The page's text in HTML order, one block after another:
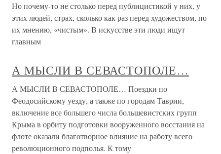
Но почему-то не столько перед публицистикой у них, у
этих людей, страх, сколько как раз перед художеством, по
их мнению, «чистым». В искусстве эти люди ищут
главным
А МЫСЛИ В СЕВАСТОПОЛЕ…
А МЫСЛИ В СЕВАСТОПОЛЕ… Поездки по
Феодосийскому уезду, а также по городам Таврии,
включение все большего числа большевистских групп
Крыма в орбиту подготовки вооруженного восстания на
флоте оказали благотворное влияние на работу всего
революционного подполья. К тому